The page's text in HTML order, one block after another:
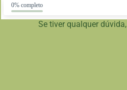
0% completo
Se tiver qualquer dúvida,